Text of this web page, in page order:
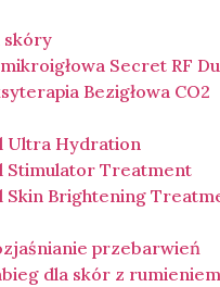
skóry
Secret RF
Bezigłowa CO2
Ultra Hydration
Stimulator Treatment
Skin Brightening
przebarwień
dla skór z